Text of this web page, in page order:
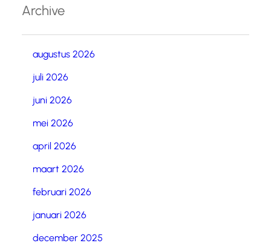
Archive
augustus 2026
juli 2026
juni 2026
mei 2026
april 2026
maart 2026
februari 2026
januari 2026
december 2025